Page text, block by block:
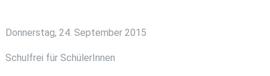
Donnerstag, 24. September 2015
Schulfrei für SchülerInnen